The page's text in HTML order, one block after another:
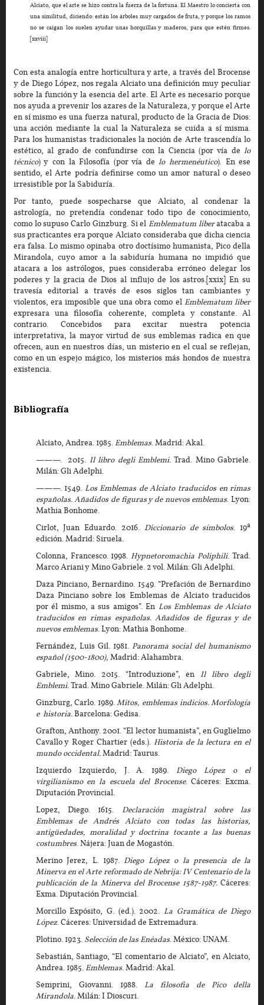
Alciato, que el arte se hizo contra la fuerza de la fortuna. El Maestro lo concierta con
una similitud, diciendo: están los árboles muy cargados de fruta, y porque los ramos
no se caigan los suelen ayudar unas horquillas y maderos, para que estén firmes.
[xxviii]
Con esta analogía entre horticultura y arte, a través del Brocense
y de Diego López, nos regala Alciato una definición muy peculiar
sobre la función y la esencia del arte. El Arte es necesario porque
nos ayuda a prevenir los azares de la Naturaleza, y porque el Arte
en sí mismo es una fuerza natural, producto de la Gracia de Dios:
una acción mediante la cual la Naturaleza se cuida a sí misma.
Para los humanistas tradicionales la noción de Arte trascendía lo
estético, al grado de confundirse con la Ciencia (por vía delo
técnico) y con la Filosofía (por vía delo hermenéutico). En ese
sentido, el Arte podría definirse como un amor natural o deseo
irresistible por la Sabiduría.
Por tanto, puede sospecharse que Alciato, al condenar la
astrología, no pretendía condenar todo tipo de conocimiento,
como lo supuso Carlo Ginzburg. Si el Emblematum liberatacaba a
sus practicantes era porque Alciato consideraba que dicha ciencia
era falsa. Lo mismo opinaba otro doctísimo humanista, Pico della
Mirandola, cuyo amor a la sabiduría humana no impidió que
atacara a los astrólogos, pues consideraba erróneo delegar los
poderes y la gracia de Dios al influjo de los astros.[xxix] En su
travesía editorial a través de esos siglos tan cambiantes y
violentos, era imposible que una obra como el Emblematum liber
expresara una filosofía coherente, completa y constante. Al
contrario. Concebidos para excitar nuestra potencia
interpretativa, la mayor virtud de sus emblemas radica en que
ofrecen, aun en nuestros días, un misterio en el cual se reflejan,
como en un espejo mágico, los misterios más hondos de nuestra
existencia.
Bibliografía
Alciato, Andrea. 1985. Emblemas. Madrid: Akal.
———. 2015. Il libro degli Emblemi.Trad. Mino Gabriele.
Milán: Gli Adelphi.
———. 1549. Los Emblemas de Alciato traducidos en rimas
españolas. Añadidos de figuras y de nuevos emblemas. Lyon:
Mathia Bonhome.
Cirlot, Juan Eduardo. 2016. Diccionario de símbolos. 19ª
edición. Madrid: Siruela.
Colonna, Francesco. 1998. Hypnetoromachia Poliphili. Trad.
Marco Ariani y Mino Gabriele. 2 vol. Milán: Gli Adelphi.
Daza Pinciano, Bernardino. 1549. “Prefación de Bernardino
Daza Pinciano sobre los Emblemas de Alciato traducidos
por él mismo, a sus amigos”. En Los Emblemas de Alciato
traducidos en rimas españolas. Añadidos de figuras y de
nuevos emblemas. Lyon: Mathia Bonhome.
Fernández, Luis Gil. 1981. Panorama social del humanismo
español (1500-1800), Madrid: Alahambra.
Gabriele, Mino. 2015. “Introduzione”, en Il libro degli
Emblemi.Trad. Mino Gabriele. Milán: Gli Adelphi.
Ginzburg, Carlo. 1989.Mitos, emblemas indicios. Morfología
e historia.Barcelona: Gedisa.
Grafton, Anthony. 2001. “El lector humanista”, en Guglielmo
Cavallo y Roger Chartier (eds.). Historia de la lectura en el
mundo occidental.Madrid: Taurus.
Izquierdo Izquierdo, J. A. 1989. Diego López o el
virgilianismo en la escuela del Brocense. Cáceres: Excma.
Diputación Provincial.
Lopez, Diego. 1615. Declaración magistral sobre las
Emblemas de Andrés Alciato con todas las historias,
antigüedades, moralidad y doctrina tocante a las buenas
costumbres. Nájera: Juan de Mogastón.
Merino Jerez, L. 1987. Diego López o la presencia de la
Minerva en el Arte reformado de Nebrija: IV Centenario de la
publicación de la Minerva del Brocense 1587-1987.Cáceres:
Exma. Diputación Provincial.
Morcillo Expósito, G. (ed.). 2002. La Gramática de Diego
López. Cáceres: Universidad de Extremadura.
Plotino. 1923. Selección de las Enéadas. México: UNAM.
Sebastián, Santiago, “El comentario de Alciato”, en Alciato,
Andrea. 1985. Emblemas. Madrid: Akal.
Semprini, Giovanni. 1988. La filosofia de Pico della
Mirandola. Milán: I Dioscuri.